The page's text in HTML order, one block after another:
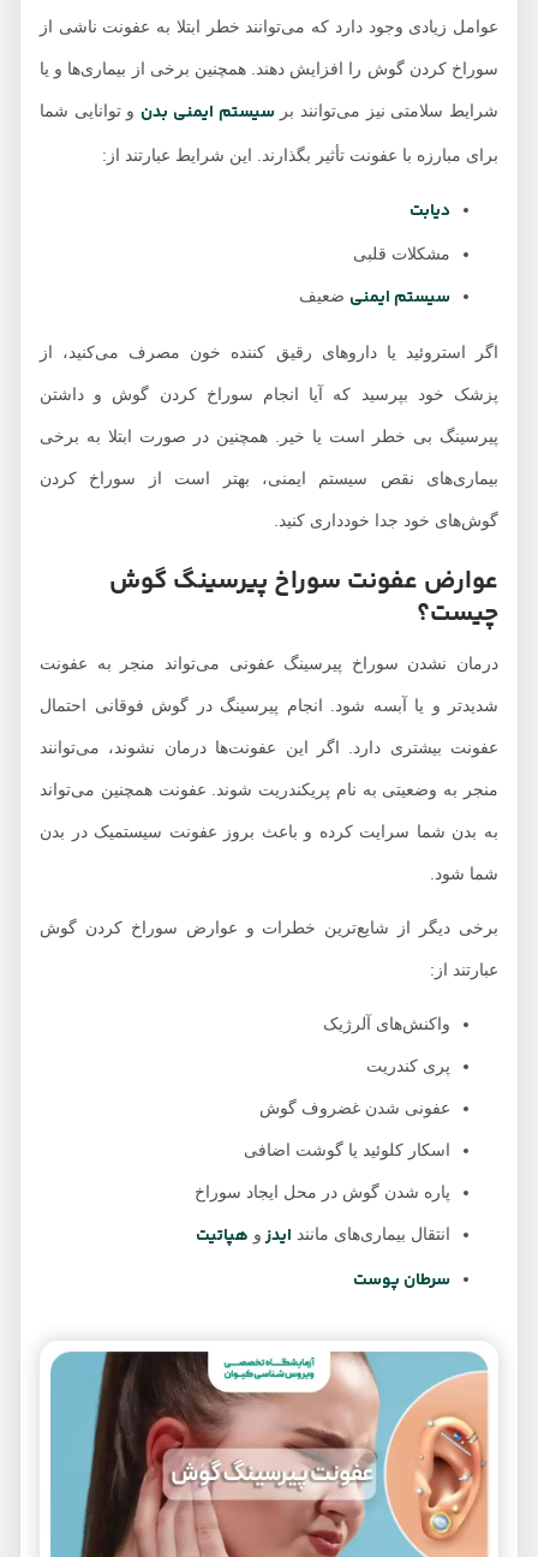
عوامل زیادی وجود دارد که می‌توانند خطر ابتلا به عفونت ناشی از
سوراخ کردن گوش را افزایش دهند. همچنین برخی از بیماری‌ها و یا
شرایط سلامتی نیز می‌توانند برسیستم ایمنی بدنو توانایی شما
برای مبارزه با عفونت تأثیر بگذارند. این شرایط عبارتند از:
دیابت
مشکلات قلبی
سیستم ایمنیضعیف
اگر استروئید یا داروهای رقیق کننده خون مصرف می‌کنید، از
پزشک خود بپرسید که آیا انجام سوراخ کردن گوش و داشتن
پیرسینگ بی خطر است یا خیر. همچنین در صورت ابتلا به برخی
بیماری‌های نقص سیستم ایمنی، بهتر است از سوراخ کردن
گوش‌های خود جدا خودداری کنید.
عوارض عفونت سوراخ پیرسینگ گوش
چیست؟
درمان نشدن سوراخ پیرسینگ عفونی می‌تواند منجر به عفونت
شدیدتر و یا آبسه شود. انجام پیرسینگ در گوش فوقانی احتمال
عفونت بیشتری دارد. اگر این عفونت‌ها درمان نشوند، می‌توانند
منجر به وضعیتی به نام پریکندریت شوند. عفونت همچنین می‌تواند
به بدن شما سرایت کرده و باعث بروز عفونت سیستمیک در بدن
شما شود.
برخی دیگر از شایع‌­ترین خطرات و عوارض سوراخ کردن گوش
عبارتند از:
واکنش‌­های آلرژیک
پری کندریت
عفونی شدن غضروف گوش
اسکار کلوئید یا گوشت اضافی
پاره شدن گوش در محل ایجاد سوراخ
انتقال بیماری‌­های مانند ایدز وهپاتیت
سرطان پوست